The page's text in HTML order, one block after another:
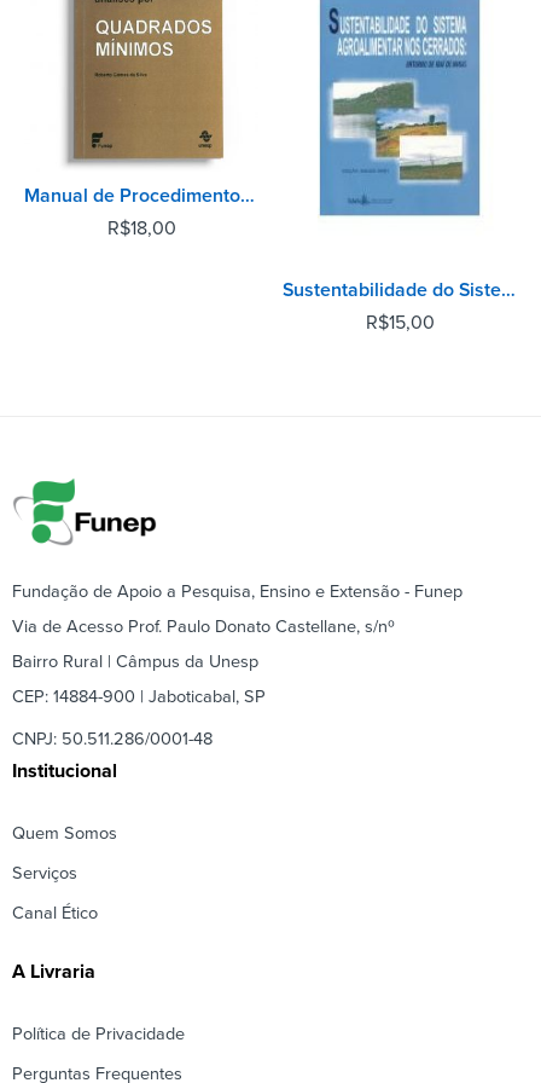
Manual de Procedimentos em Análises por Quadrados Mínimos
R$18,00
Sustentabilidade do Sistema Agroalimentar nos Cerrados
R$15,00
Fundação de Apoio a Pesquisa, Ensino e Extensão - Funep
Via de Acesso Prof. Paulo Donato Castellane, s/nº
Bairro Rural | Câmpus da Unesp
CEP: 14884-900 | Jaboticabal, SP
CNPJ: 50.511.286/0001-48
Institucional
Quem Somos
Serviços
Canal Ético
A Livraria
Política de Privacidade
Perguntas Frequentes